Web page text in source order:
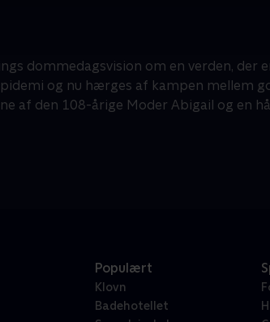
dommedagsvision om en verden, der
og nu hærges af kampen mellem
af den 108-årige Moder Abigail og en
Populært
Klovn
Badehotellet